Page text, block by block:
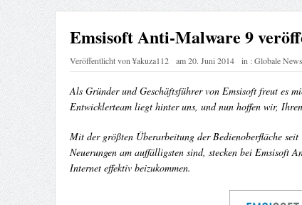
Emsisoft Anti-Malware 9
Veröffentlicht von¥akuza112 am20. Juni 2014 in :Globale News
Als Gründer und Geschäftsführer von Emsisoft freut es
Entwicklerteam liegt hinter uns, und nun hoffen wir,
Mit der größten Überarbeitung der Bedienoberfläche
Neuerungen am auffälligsten sind, stecken bei Emsisoft
Internet effektiv beizukommen.